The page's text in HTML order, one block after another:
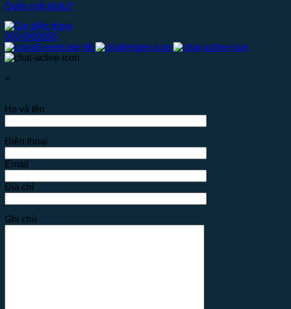
Quên mật khẩu?
0914000065
×
Họ và tên
Điện thoại
Email
Địa chỉ
Ghi chú